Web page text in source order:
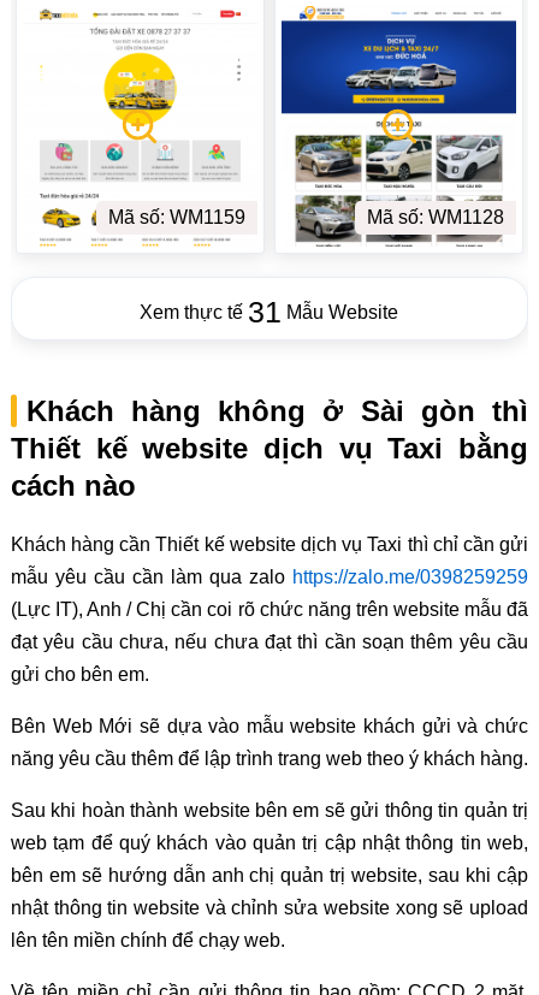
Mã số: WM1159 Mã số: WM1128
Xem thực tế 31 Mẫu Website
Khách hàng không ở Sài gòn thì
Thiết kế website dịch vụ Taxi bằng
cách nào
Khách hàng cần Thiết kế website dịch vụ Taxi thì chỉ cần gửi
mẫu yêu cầu cần làm qua zalo https://zalo.me/0398259259
(Lực IT), Anh / Chị cần coi rõ chức năng trên website mẫu đã
đạt yêu cầu chưa, nếu chưa đạt thì cần soạn thêm yêu cầu
gửi cho bên em.
Bên Web Mới sẽ dựa vào mẫu website khách gửi và chức
năng yêu cầu thêm để lập trình trang web theo ý khách hàng.
Sau khi hoàn thành website bên em sẽ gửi thông tin quản trị
web tạm để quý khách vào quản trị cập nhật thông tin web,
bên em sẽ hướng dẫn anh chị quản trị website, sau khi cập
nhật thông tin website và chỉnh sửa website xong sẽ upload
lên tên miền chính để chạy web.